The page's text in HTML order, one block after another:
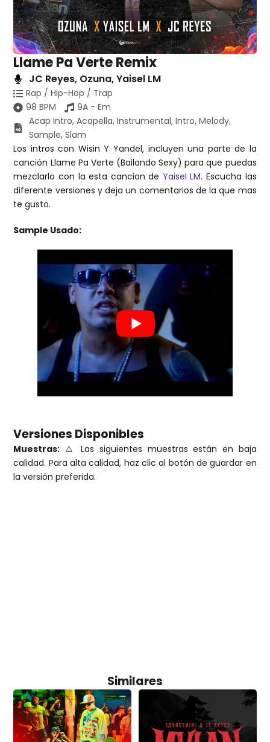
Llame Pa Verte Remix
JC Reyes, Ozuna,Yaisel LM
Rap / Hip-Hop / Trap
98 BPM
9A - Em
Acap Intro,Acapella,Instrumental,Intro,Melody,
Sample,Slam
Los intros con Wisin Y Yandel, incluyen una parte de la
canción Llame Pa Verte (Bailando Sexy) para que puedas
mezclarlo con la esta cancion de Yaisel LM. Escucha las
diferente versiones y deja un comentarios de la que mas
te gusto.
Sample Usado:
Versiones Disponibles
Muestras: ⚠️ Las siguientes muestras están en baja
calidad. Para alta calidad, haz clic al botón de guardar en
la versión preferida.
Similares